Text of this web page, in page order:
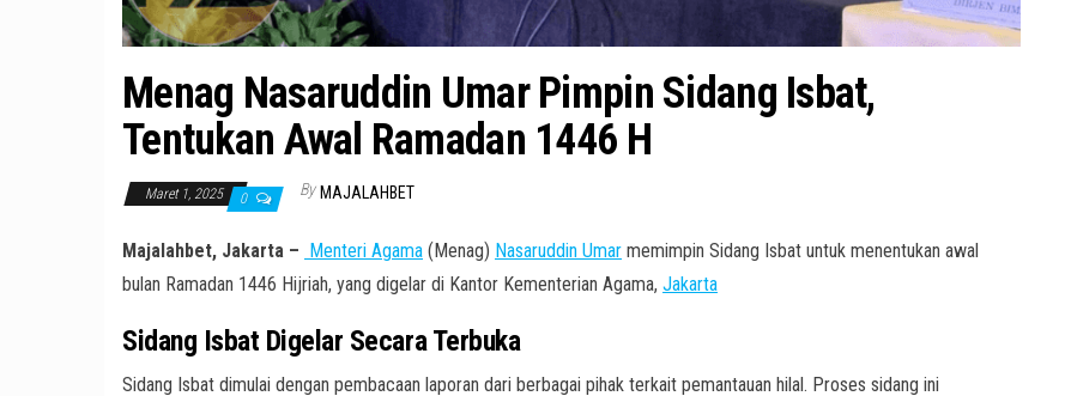
Menag Nasaruddin Umar Pimpin Sidang Isbat,
Tentukan Awal Ramadan 1446 H
Maret 1, 2025 0 By MAJALAHBET
Majalahbet, Jakarta – Menteri Agama (Menag) Nasaruddin Umar memimpin Sidang Isbat untuk menentukan awal
bulan Ramadan 1446 Hijriah, yang digelar di Kantor Kementerian Agama, Jakarta
Sidang Isbat Digelar Secara Terbuka
Sidang Isbat dimulai dengan pembacaan laporan dari berbagai pihak terkait pemantauan hilal. Proses sidang ini